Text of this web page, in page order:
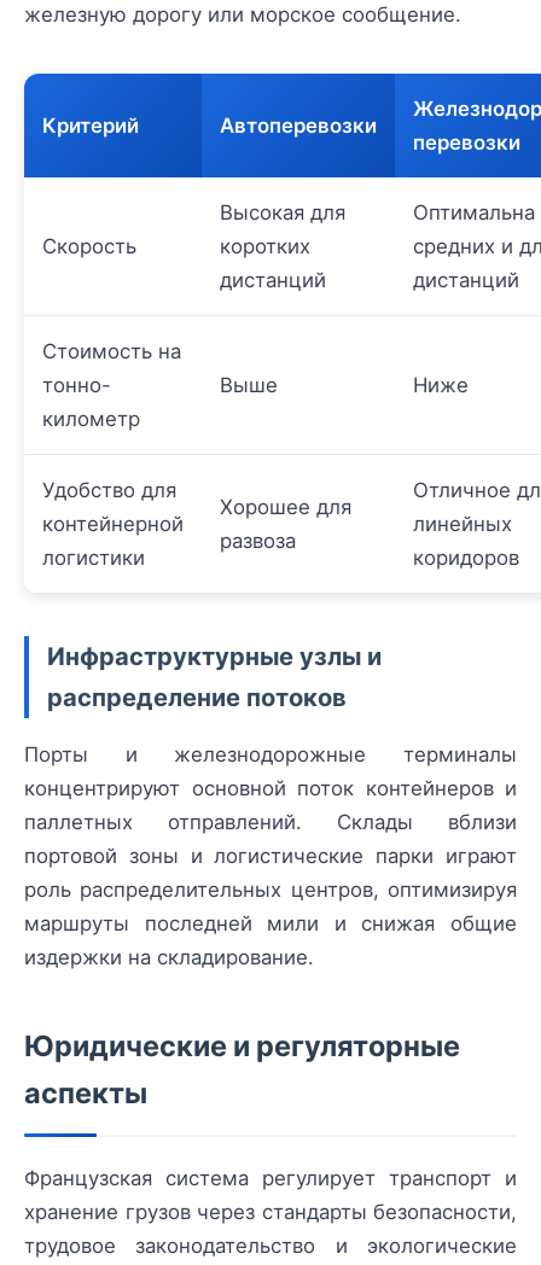
железную дорогу или морское сообщение.
Критерий Автоперевозки
перевозки
Скорость
Высокая для
коротких
дистанций
Оптимальна
средних и
дистанций
Стоимость на
тонно-
километр
Выше Ниже
Удобство для
контейнерной
логистики
Хорошее для
развоза
Отличное
линейных
коридоров
Инфраструктурные узлы и
распределение потоков
Порты и железнодорожные терминалы
концентрируют основной поток контейнеров и
паллетных отправлений. Склады вблизи
портовой зоны и логистические парки играют
роль распределительных центров, оптимизируя
маршруты последней мили и снижая общие
издержки на складирование.
Юридические и регуляторные
аспекты
Французская система регулирует транспорт и
хранение грузов через стандарты безопасности,
трудовое законодательство и экологические